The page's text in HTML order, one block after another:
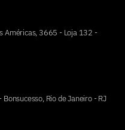
Américas, 3665 - Loja 132 -
Rio de Janeiro - RJ